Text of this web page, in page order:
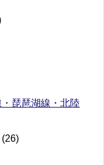
琵琶湖線・北陸
(26)